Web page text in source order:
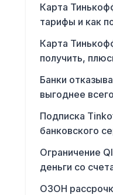
Карта
тарифы и как
Карта
получить,
Банки
выгоднее
Подписка
банковского
Ограничение
деньги со
ОЗОН